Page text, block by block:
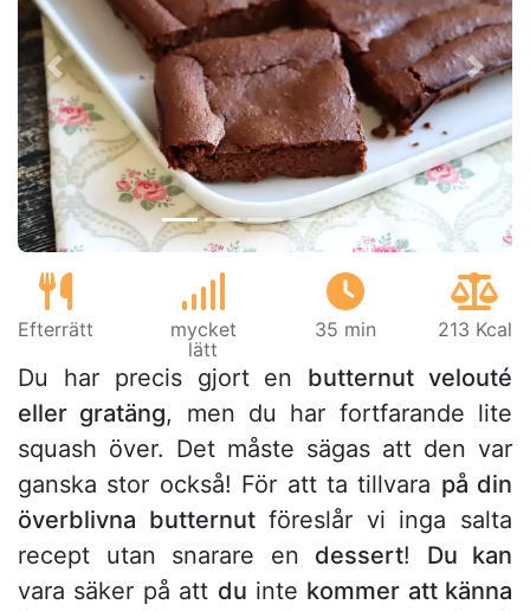
Föregående
Efterrätt
mycket
lätt
35 min 213 Kcal
Du har precis gjort en butternut velouté
eller gratäng, men du har fortfarande lite
squash över. Det måste sägas att den var
ganska stor också! För att ta tillvara på din
överblivna butternutföreslår vi inga salta
recept utan snarare en dessert! Du kan
vara säker på att du inte kommer att känna